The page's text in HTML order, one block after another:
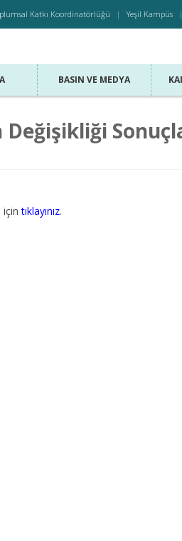
Katkı Koordinatörlüğü Yeşil Kampüs
BASIN VE MEDYA
içintıklayınız.